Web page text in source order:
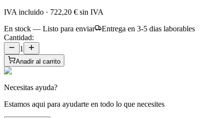
IVA incluido · 722,20 € sin IVA
En stock — Listo para enviar
Entrega en 3-5 dias laborables
Cantidad:
1
Anadir al carrito
Necesitas ayuda?
Estamos aqui para ayudarte en todo lo que necesites